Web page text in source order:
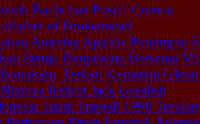
Bachchan Positif Corona
of Brokenheart
Amerika Apabila Pemimpin
Setuju Bergabung Bersama
Terkait Kematian
Rekrut Jack Grealish
Takut Tragedi 1998